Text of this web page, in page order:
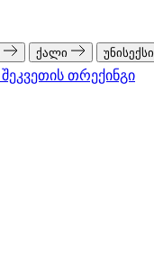
ქალი უნისექსი
შეკვეთის თრექინგი